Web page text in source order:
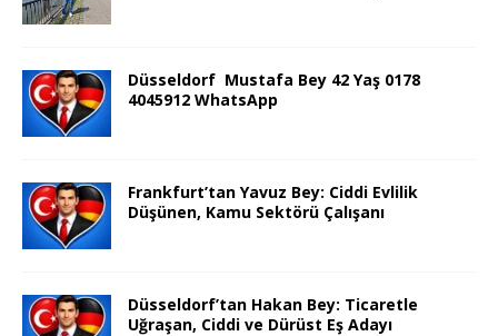
Düsseldorf Mustafa Bey 42 Yaş 0178
4045912 WhatsApp
Frankfurt’tan Yavuz Bey: Ciddi Evlilik
Düşünen, Kamu Sektörü Çalışanı
Düsseldorf’tan Hakan Bey: Ticaretle
Uğraşan, Ciddi ve Dürüst Eş Adayı